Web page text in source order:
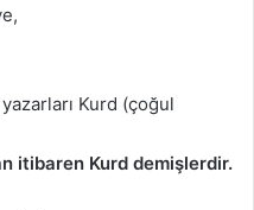
Kurd (çoğul
itibaren Kurd demişlerdir.